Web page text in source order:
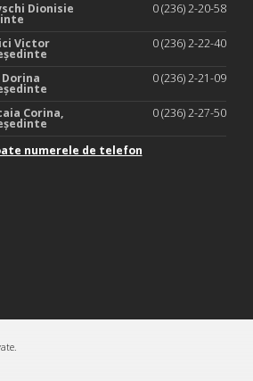
Dionisie 0 (236) 2-20-58
Victor 0 (236) 2-22-40
0 (236) 2-21-09
Corina, 0 (236) 2-27-50
numerele de telefon